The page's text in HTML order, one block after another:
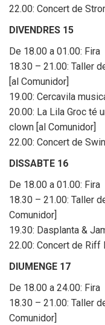
Òrgans
22.00: Concert de
DIVENDRES 15
De 18.00 a 01.00: Fira
18.30 – 21.00: Taller
[al Comunidor]
19.00: Cercavila
20.00: La Lila Groc té
clown [al Comunidor]
22.00: Concert de
DISSABTE 16
De 18.00 a 01.00: Fira
18.30 – 21.00: Taller
Comunidor]
19.30: Dasplanta &
22.00: Concert de Riff
DIUMENGE 17
De 18.00 a 24.00: Fira
18.30 – 21.00: Taller
Comunidor]